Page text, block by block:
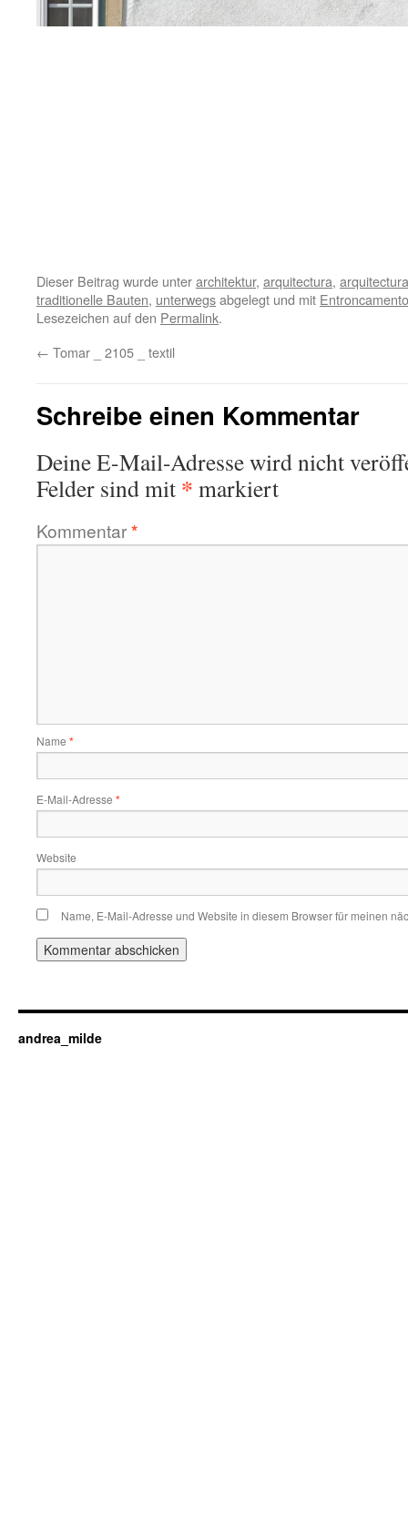
Dieser Beitrag wurde unterarchitektur, arquitectura,
traditionelle Bauten, unterwegsabgelegt und mit Entroncamento
Lesezeichen auf den Permalink.
← Tomar _ 2105 _ textil
Schreibe einen Kommentar
Deine E-Mail-Adresse wird nicht
Felder sind mit * markiert
Kommentar*
Name *
E-Mail-Adresse *
Website
Name, E-Mail-Adresse und Website in diesem Browser für meinen
andrea_milde